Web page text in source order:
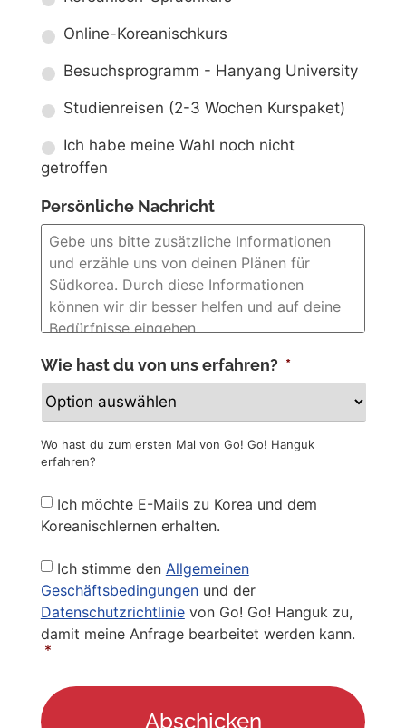
Online-Koreanischkurs
Besuchsprogramm - Hanyang University
Studienreisen (2-3 Wochen Kurspaket)
Ich habe meine Wahl noch nicht
getroffen
Persönliche Nachricht
Wie hast du von uns erfahren? *
Wo hast du zum ersten Mal von Go! Go! Hanguk
erfahren?
Newsletter
Ich möchte E-Mails zu Korea und dem
Koreanischlernen erhalten.
Privacy
Policy *
Ich stimme den Allgemeinen
Geschäftsbedingungenund der
Datenschutzrichtlinievon Go! Go! Hanguk zu,
damit meine Anfrage bearbeitet werden kann.
*